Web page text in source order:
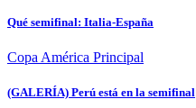
Qué semifinal: Italia-España
Copa América Principal
(GALERÍA) Perú está en la semifinal